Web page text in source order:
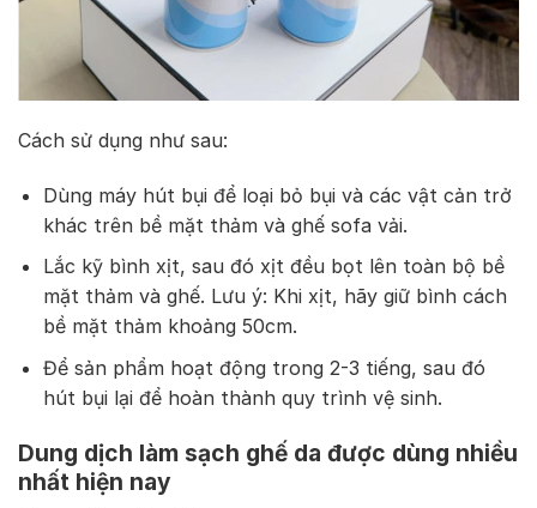
Cách sử dụng như sau:
Dùng máy hút bụi để loại bỏ bụi và các vật cản trở
khác trên bề mặt thảm và ghế sofa vải.
Lắc kỹ bình xịt, sau đó xịt đều bọt lên toàn bộ bề
mặt thảm và ghế. Lưu ý: Khi xịt, hãy giữ bình cách
bề mặt thảm khoảng 50cm.
Để sản phẩm hoạt động trong 2-3 tiếng, sau đó
hút bụi lại để hoàn thành quy trình vệ sinh.
Dung dịch làm sạch ghế da được dùng nhiều
nhất hiện nay